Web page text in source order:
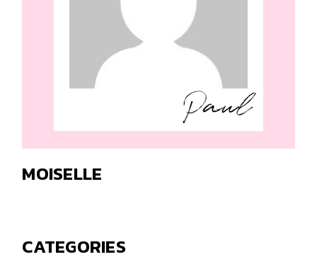
MOISELLE
CATEGORIES